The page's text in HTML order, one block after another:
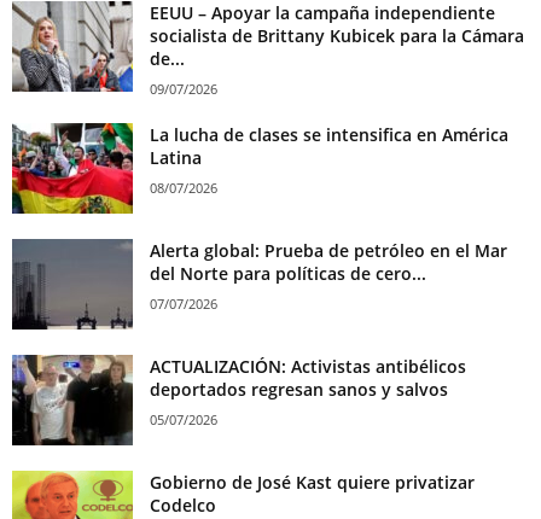
EEUU – Apoyar la campaña independiente
socialista de Brittany Kubicek para la Cámara
de...
09/07/2026
La lucha de clases se intensifica en América
Latina
08/07/2026
Alerta global: Prueba de petróleo en el Mar
del Norte para políticas de cero...
07/07/2026
ACTUALIZACIÓN: Activistas antibélicos
deportados regresan sanos y salvos
05/07/2026
Gobierno de José Kast quiere privatizar
Codelco